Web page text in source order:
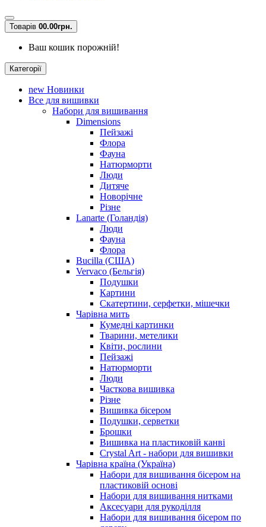
Товарів 00.00грн.
Ваш кошик порожній!
Категорії
new Новинки
Все для вишивки
Набори для вишивання
Dimensions
Пейзажі
Флора
Фауна
Натюрморти
Люди
Дитяче
Новорічне
Різне
Lanarte (Голандія)
Люди
Фауна
Флора
Bucilla (США)
Vervaco (Бельгія)
Подушки
Картини
Скатертини, серфетки, мішечки
Чарiвна мить
Кумедні картинки
Тварини, метелики
Квіти, рослини
Пейзажі
Натюрморти
Люди
Часткова вишивка
Різне
Вишивка бісером
Подушки, серветки
Брошки
Вишивка на пластиковій канві
Crystal Art - набори для вишивки
Чарівна країна (Україна)
Набори для вишивання бісером на
пластиковій основі
Набори для вишивання нитками
Аксесуари для рукоділля
Набори для вишивання бісером по